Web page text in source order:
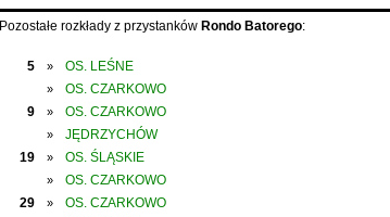
Pozostałe rozkłady z przystanków Rondo Batorego:
5 » OS. LEŚNE
»
OS. CZARKOWO
9
» OS. CZARKOWO
»
JĘDRZYCHÓW
19
» OS. ŚLĄSKIE
»
OS. CZARKOWO
29
» OS. CZARKOWO